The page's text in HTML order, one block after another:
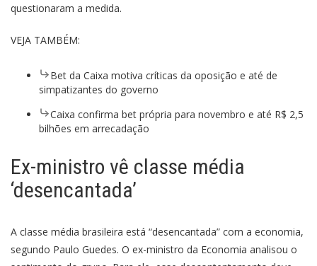
questionaram a medida.
VEJA TAMBÉM:
Bet da Caixa motiva críticas da oposição e até de
simpatizantes do governo
Caixa confirma bet própria para novembro e até R$ 2,5
bilhões em arrecadação
Ex-ministro vê classe média
‘desencantada’
A classe média brasileira está “desencantada” com a economia,
segundo Paulo Guedes. O ex-ministro da Economia analisou o